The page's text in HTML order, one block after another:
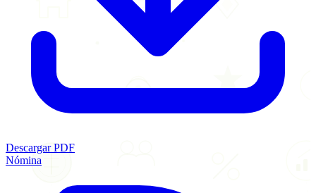
Descargar PDF
Nómina